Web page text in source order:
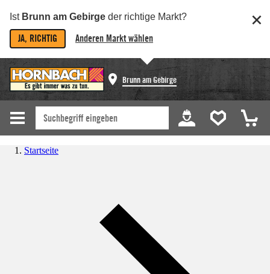
Ist Brunn am Gebirge der richtige Markt?
JA, RICHTIG Anderen Markt wählen
Brunn am Gebirge
Startseite